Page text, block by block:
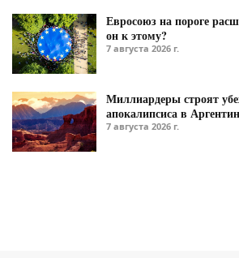
Евросоюз на пороге
он к этому?
7 августа 2026 г.
Миллиардеры строят
апокалипсиса в
7 августа 2026 г.